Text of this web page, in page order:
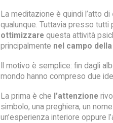
La meditazione è quindi l’atto di
qualunque. Tuttavia presso
ottimizzare questa attività
principalmente nel campo
Il motivo è semplice: fin dagli
mondo hanno compreso due
La prima è che l’attenzione
simbolo, una preghiera, un
un’esperienza interiore oppure